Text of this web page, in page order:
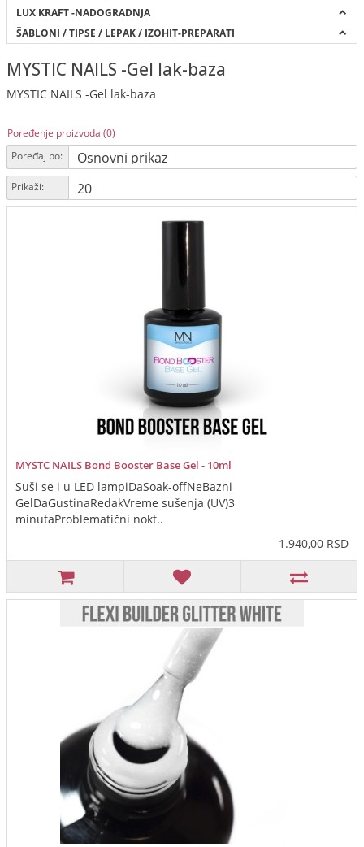
LUX KRAFT -NADOGRADNJA
ŠABLONI / TIPSE / LEPAK / IZOHIT-PREPARATI
MYSTIC NAILS -Gel lak-baza
MYSTIC NAILS -Gel lak-baza
Poređenje proizvoda (0)
Poređaj po:
Prikaži:
MYSTC NAILS Bond Booster Base Gel - 10ml
Suši se i u LED lampiDaSoak-offNeBazni
GelDaGustinaRedakVreme sušenja (UV)3
minutaProblematični nokt..
1.940,00 RSD